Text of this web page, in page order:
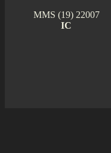
MMS (19) 22007
IC